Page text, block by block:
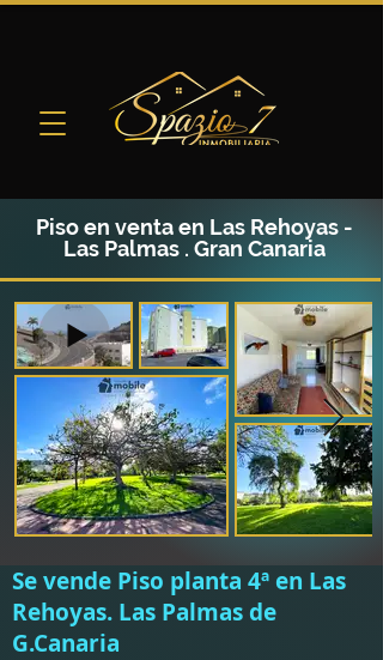
Piso en venta en Las Rehoyas -
Las Palmas . Gran Canaria
Se vende Piso planta 4ª en Las
Rehoyas. Las Palmas de
G.Canaria